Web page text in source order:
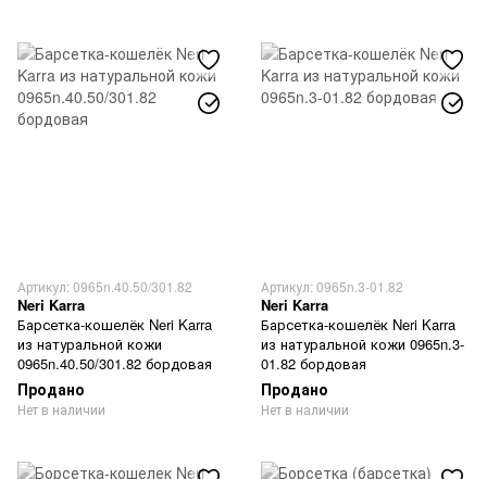
Артикул: 0965n.40.50/301.82
Neri Karra
Барсетка-кошелёк Neri Karra
из натуральной кожи
0965n.40.50/301.82 бордовая
Продано
Нет в наличии
Артикул: 0965n.3-01.82
Neri Karra
Барсетка-кошелёк Neri Karra
из натуральной кожи 0965n.3-
01.82 бордовая
Продано
Нет в наличии